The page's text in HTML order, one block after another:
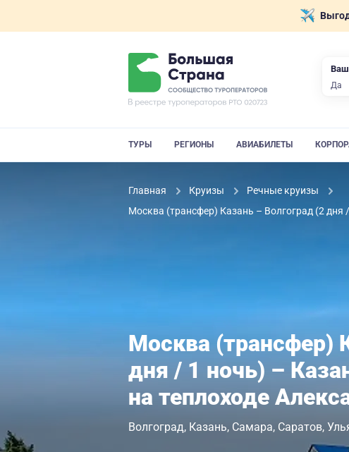
ТУРЫ РЕГИОНЫ АВИАБИЛЕТЫ
Главная Круизы
Речные круизы
Москва (трансфер) Казань – Волгоград (2
Москва (трансфер)
дня / 1 ночь) –
на теплоходе
Волгоград Казань Самара Саратов
Ваш
Да